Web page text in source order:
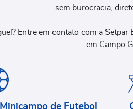
sem burocracia,
Entre em contato com a
em Campo
Minicampo de Futebol